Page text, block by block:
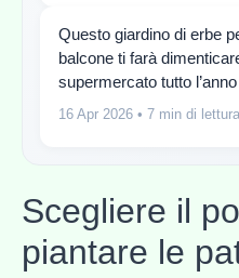
Questo giardino di erbe
balcone ti farà
supermercato tutto l’anno
16 Apr 2026 • 7 min di lettura
Scegliere il
piantare le